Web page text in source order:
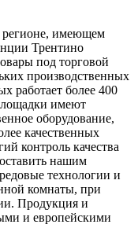
регионе, имеющем
Трентино
под торговой
производственных
работает более 400
имеют
оборудование,
качественных
контроль качества
нашим
технологии и
комнаты, при
Продукция и
и европейскими